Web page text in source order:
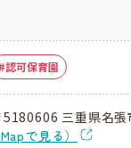
認可保育園
5180606 三重県名
で見る）